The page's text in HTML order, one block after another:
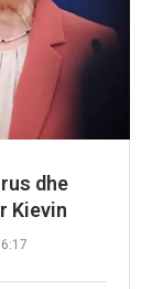
dhe
Kievin